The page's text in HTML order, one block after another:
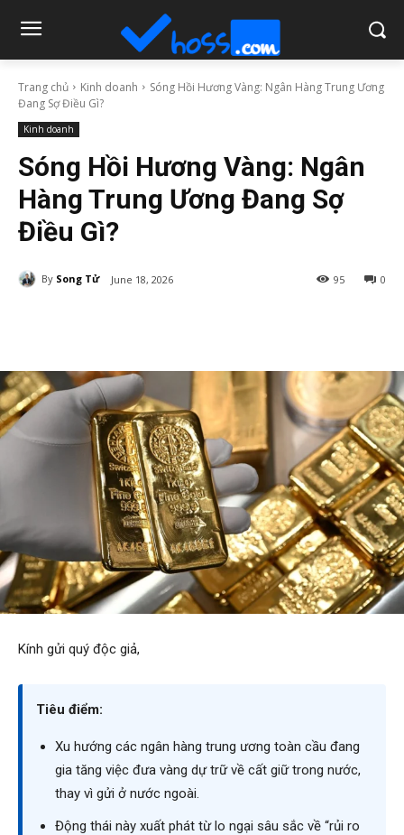
Trang chủ Kinh doanh
Sóng Hồi Hương Vàng: Ngân Hàng Trung Ương
Đang Sợ Điều Gì?
Kinh doanh
Sóng Hồi Hương Vàng: Ngân
Hàng Trung Ương Đang Sợ
Điều Gì?
By Song Tử June 18, 2026 0
95
Kính gửi quý độc giả,
Tiêu điểm:
Xu hướng các ngân hàng trung ương toàn cầu đang
gia tăng việc đưa vàng dự trữ về cất giữ trong nước,
thay vì gửi ở nước ngoài.
Động thái này xuất phát từ lo ngại sâu sắc về “rủi ro